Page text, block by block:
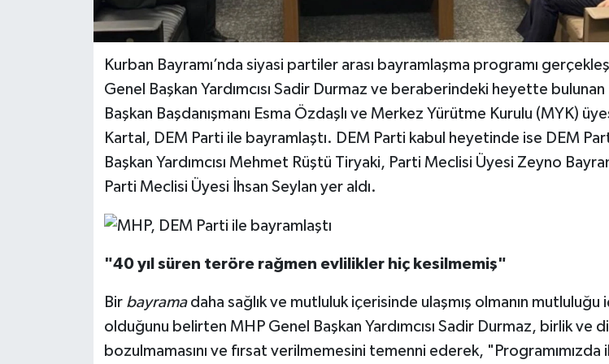
Kurban Bayramı’nda siyasi partiler arası bayramlaşma programı
Genel Başkan Yardımcısı Sadir Durmaz ve beraberindeki heyette bulunan
Başkan Başdanışmanı Esma Özdaşlı ve Merkez Yürütme Kurulu (MYK)
Kartal, DEM Parti ile bayramlaştı. DEM Parti kabul heyetinde ise DEM
Başkan Yardımcısı Mehmet Rüştü Tiryaki, Parti Meclisi Üyesi Zeyno
Parti Meclisi Üyesi İhsan Seylan yer aldı.
"40 yıl süren teröre rağmen evlilikler hiç kesilmemiş"
Bir bayrama daha sağlık ve mutluluk içerisinde ulaşmış olmanın mutluluğu
olduğunu belirten MHP Genel Başkan Yardımcısı Sadir Durmaz, birlik ve
bozulmamasını ve fırsat verilmemesini temenni ederek, "Programımızda